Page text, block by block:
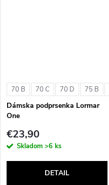
70 B 70 C 70 D 75 B
Dámska podprsenka Lormar
One
€23,90
Skladom >6 ks
DETAIL